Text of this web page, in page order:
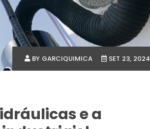
BY GARCIQUIMICA SET 23, 2024
e a